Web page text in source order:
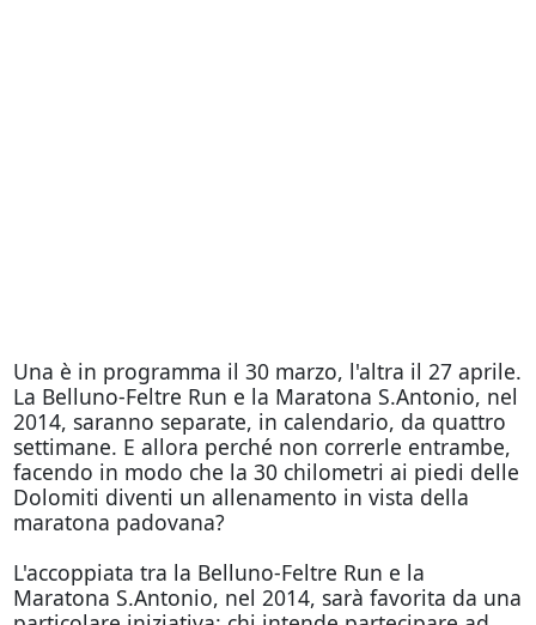
Una è in programma il 30 marzo, l'altra il 27 aprile.
La Belluno-Feltre Run e la Maratona S.Antonio, nel
2014, saranno separate, in calendario, da quattro
settimane. E allora perché non correrle entrambe,
facendo in modo che la 30 chilometri ai piedi delle
Dolomiti diventi un allenamento in vista della
maratona padovana?
L'accoppiata tra la Belluno-Feltre Run e la
Maratona S.Antonio, nel 2014, sarà favorita da una